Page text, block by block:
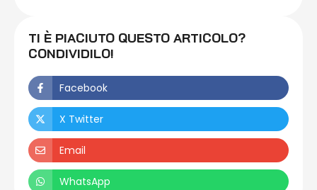
TI È PIACIUTO QUESTO ARTICOLO?
CONDIVIDILO!
Facebook
X Twitter
Email
WhatsApp